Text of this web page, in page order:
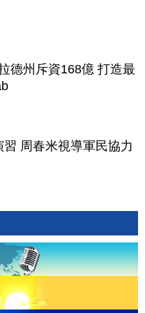
德州斥資168億 打造最
習 周春米視導軍民協力